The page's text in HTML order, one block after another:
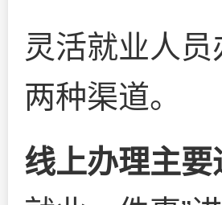
灵活就业人
两种渠道。
线上办理主